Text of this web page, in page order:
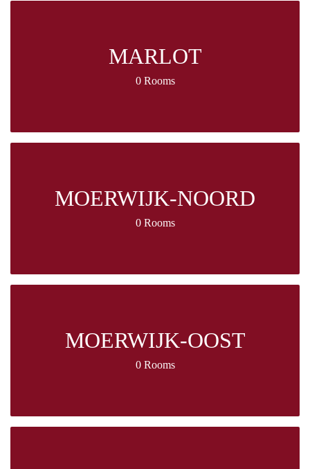
MARLOT
0 Rooms
MOERWIJK-NOORD
0 Rooms
MOERWIJK-OOST
0 Rooms